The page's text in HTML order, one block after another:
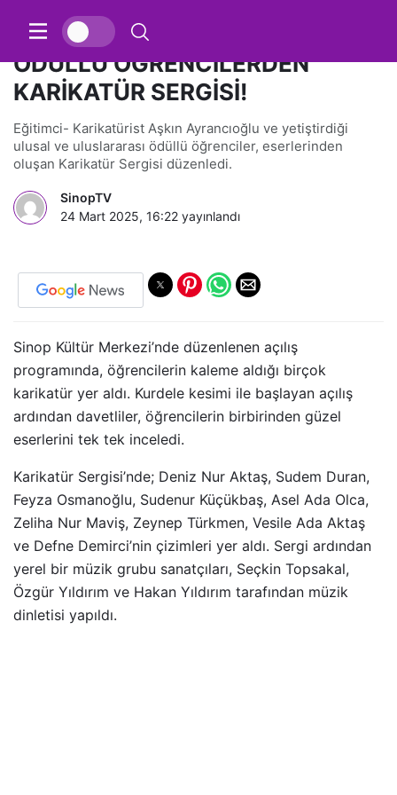
ULUSAL VE ULUSLARARASI
ÖDÜLLÜ ÖĞRENCİLERDEN
KARİKATÜR SERGİSİ!
Eğitimci- Karikatürist Aşkın Ayrancıoğlu ve yetiştirdiği
ulusal ve uluslararası ödüllü öğrenciler, eserlerinden
oluşan Karikatür Sergisi düzenledi.
SinopTV
24 Mart 2025, 16:22 yayınlandı
Sinop Kültür Merkezi’nde düzenlenen açılış
programında, öğrencilerin kaleme aldığı birçok
karikatür yer aldı. Kurdele kesimi ile başlayan açılış
ardından davetliler, öğrencilerin birbirinden güzel
eserlerini tek tek inceledi.
Karikatür Sergisi’nde; Deniz Nur Aktaş, Sudem Duran,
Feyza Osmanoğlu, Sudenur Küçükbaş, Asel Ada Olca,
Zeliha Nur Maviş, Zeynep Türkmen, Vesile Ada Aktaş
ve Defne Demirci’nin çizimleri yer aldı. Sergi ardından
yerel bir müzik grubu sanatçıları, Seçkin Topsakal,
Özgür Yıldırım ve Hakan Yıldırım tarafından müzik
dinletisi yapıldı.